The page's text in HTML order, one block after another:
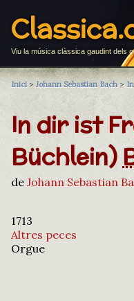
Viu la música clàssica gaudint dels
Inici > Johann Sebastian Bach >
In dir ist
Büchlein)
de Johann Sebastian
1713
Altres peces
Orgue